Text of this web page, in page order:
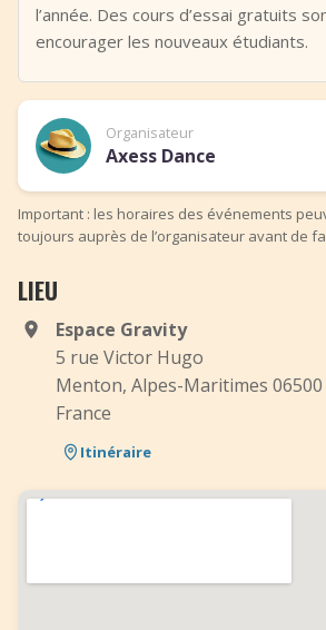
l’année. Des cours d’essai gratuits
encourager les nouveaux étudiants.
Organisateur
Axess Dance
Important : les horaires des événements
toujours auprès de l’organisateur avant de
LIEU
Espace Gravity
5 rue Victor Hugo
Menton, Alpes-Maritimes 06500
France
Itinéraire